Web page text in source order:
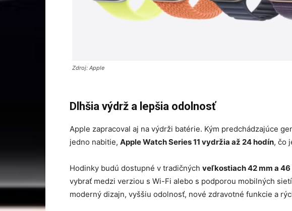
Zdroj: Apple
Dlhšia výdrž a lepšia odolnosť
Apple zapracoval aj na výdrži batérie. Kým predchádzajúce
jedno nabitie, Apple Watch Series 11 vydržia až 24 hodín, čo
Hodinky budú dostupné v tradičných veľkostiach 42 mm a 46
vybrať medzi verziou s Wi-Fi alebo s podporou mobilných
moderný dizajn, vyššiu odolnosť, nové zdravotné funkcie a